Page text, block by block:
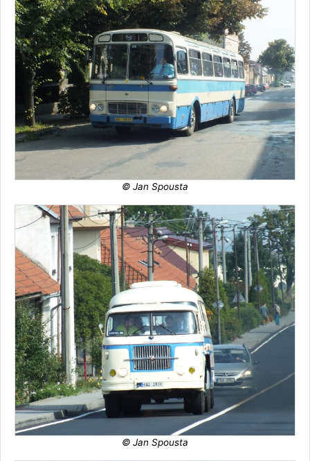
© Jan Spousta
© Jan Spousta